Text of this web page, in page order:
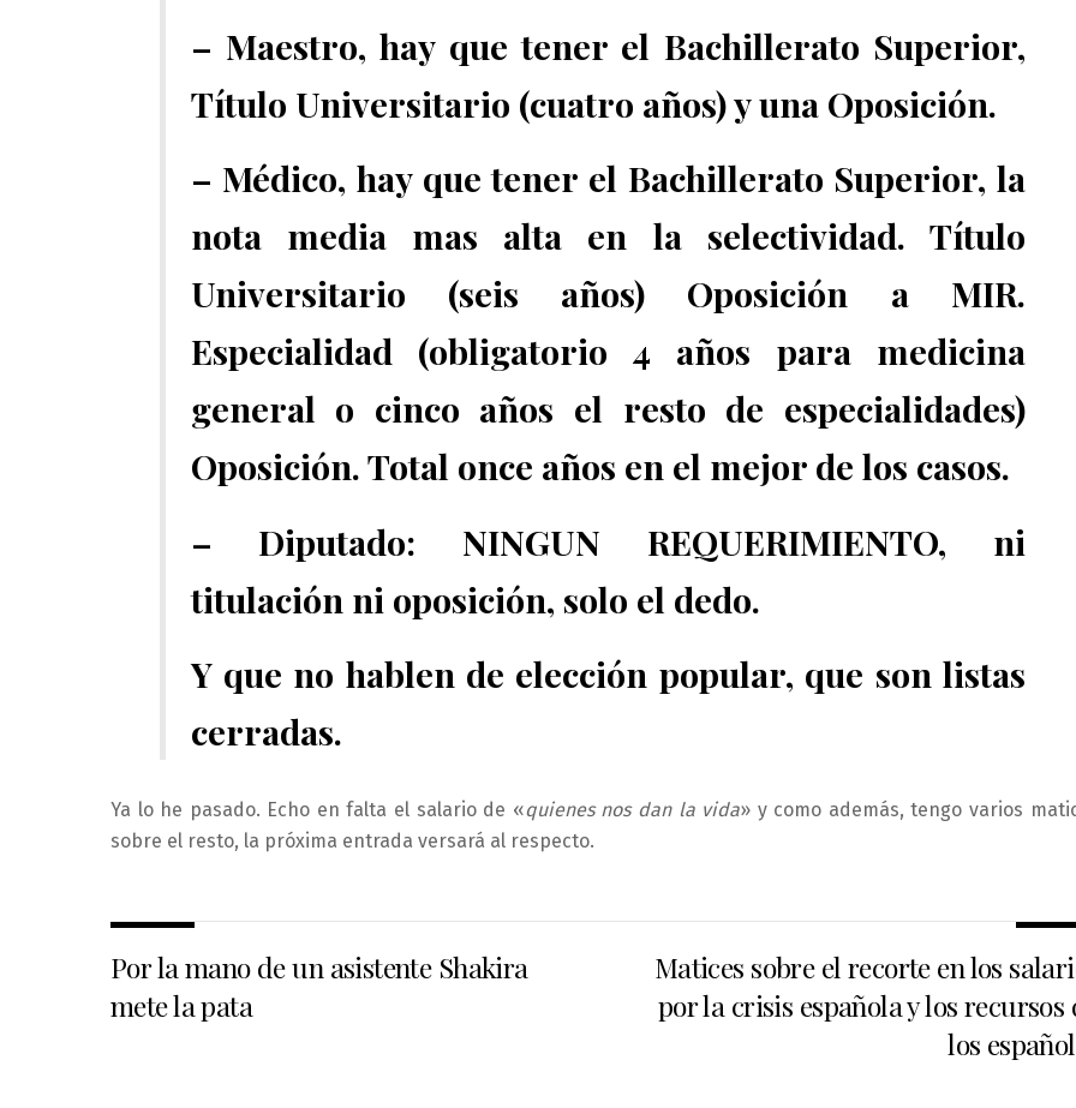
– Maestro, hay que tener el Bachillerato Superior,
Título Universitario (cuatro años) y una Oposición.
– Médico, hay que tener el Bachillerato Superior, la
nota media mas alta en la selectividad. Título
Universitario (seis años) Oposición a MIR.
Especialidad (obligatorio 4 años para medicina
general o cinco años el resto de especialidades)
Oposición. Total once años en el mejor de los casos.
– Diputado: NINGUN REQUERIMIENTO, ni
titulación ni oposición, solo el dedo.
Y que no hablen de elección popular, que son listas
cerradas.
Ya lo he pasado. Echo en falta el salario de «quienes nos dan la vida» y como además, tengo varios
sobre el resto, la próxima entrada versará al respecto.
Por la mano de un asistente Shakira
mete la pata
Matices sobre el recorte en los
por la crisis española y los recursos
los